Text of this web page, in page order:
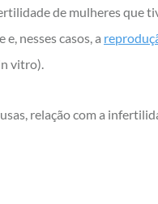
de mulheres que
nesses casos, a
vitro).
relação com a